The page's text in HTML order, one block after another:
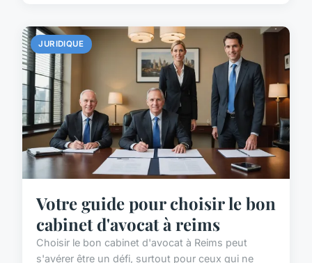
JURIDIQUE
Votre guide pour choisir le bon
cabinet d'avocat à reims
Choisir le bon cabinet d'avocat à Reims peut
s'avérer être un défi, surtout pour ceux qui ne